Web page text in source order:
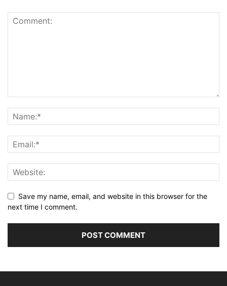
Save my name, email, and website in this browser for the
next time I comment.